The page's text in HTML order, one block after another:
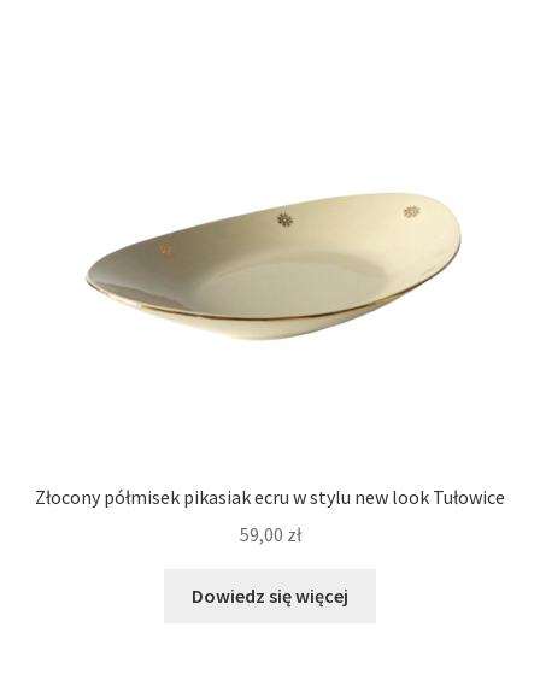
Złocony półmisek pikasiak ecru w stylu new look Tułowice
59,00 zł
Dowiedz się więcej